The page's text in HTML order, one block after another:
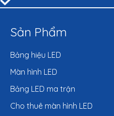
Sản Phẩm
Bảng hiệu LED
Màn hình LED
Bảng LED ma trận
Cho thuê màn hình LED